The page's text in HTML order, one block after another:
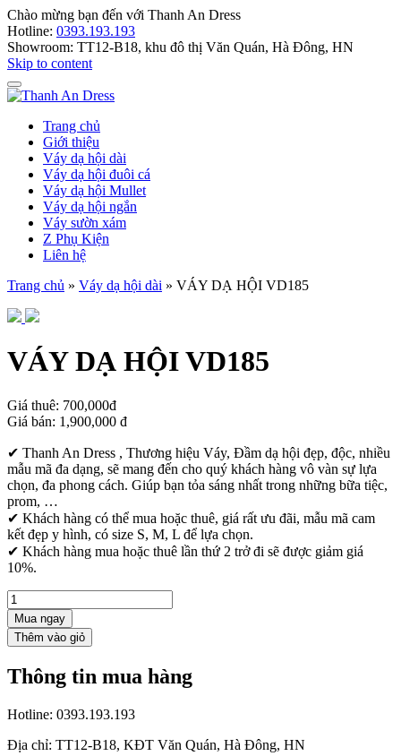
Chào mừng bạn đến với Thanh An Dress
Hotline: 0393.193.193
Showroom: TT12-B18, khu đô thị Văn Quán, Hà Đông, HN
Skip to content
Trang chủ
Giới thiệu
Váy dạ hội dài
Váy dạ hội đuôi cá
Váy dạ hội Mullet
Váy dạ hội ngắn
Váy sườn xám
Z Phụ Kiện
Liên hệ
Trang chủ » Váy dạ hội dài » VÁY DẠ HỘI VD185
VÁY DẠ HỘI VD185
Giá thuê: 700,000đ
Giá bán: 1,900,000 đ
✔ Thanh An Dress , Thương hiệu Váy, Đầm dạ hội đẹp, độc, nhiều
mẫu mã đa dạng, sẽ mang đến cho quý khách hàng vô vàn sự lựa
chọn, đa phong cách. Giúp bạn tỏa sáng nhất trong những bữa tiệc,
prom, …
✔ Khách hàng có thể mua hoặc thuê, giá rất ưu đãi, mẫu mã cam
kết đẹp y hình, có size S, M, L để lựa chọn.
✔ Khách hàng mua hoặc thuê lần thứ 2 trở đi sẽ được giảm giá
10%.
Mua ngay
Thông tin mua hàng
Hotline: 0393.193.193
Địa chỉ: TT12-B18, KĐT Văn Quán, Hà Đông, HN